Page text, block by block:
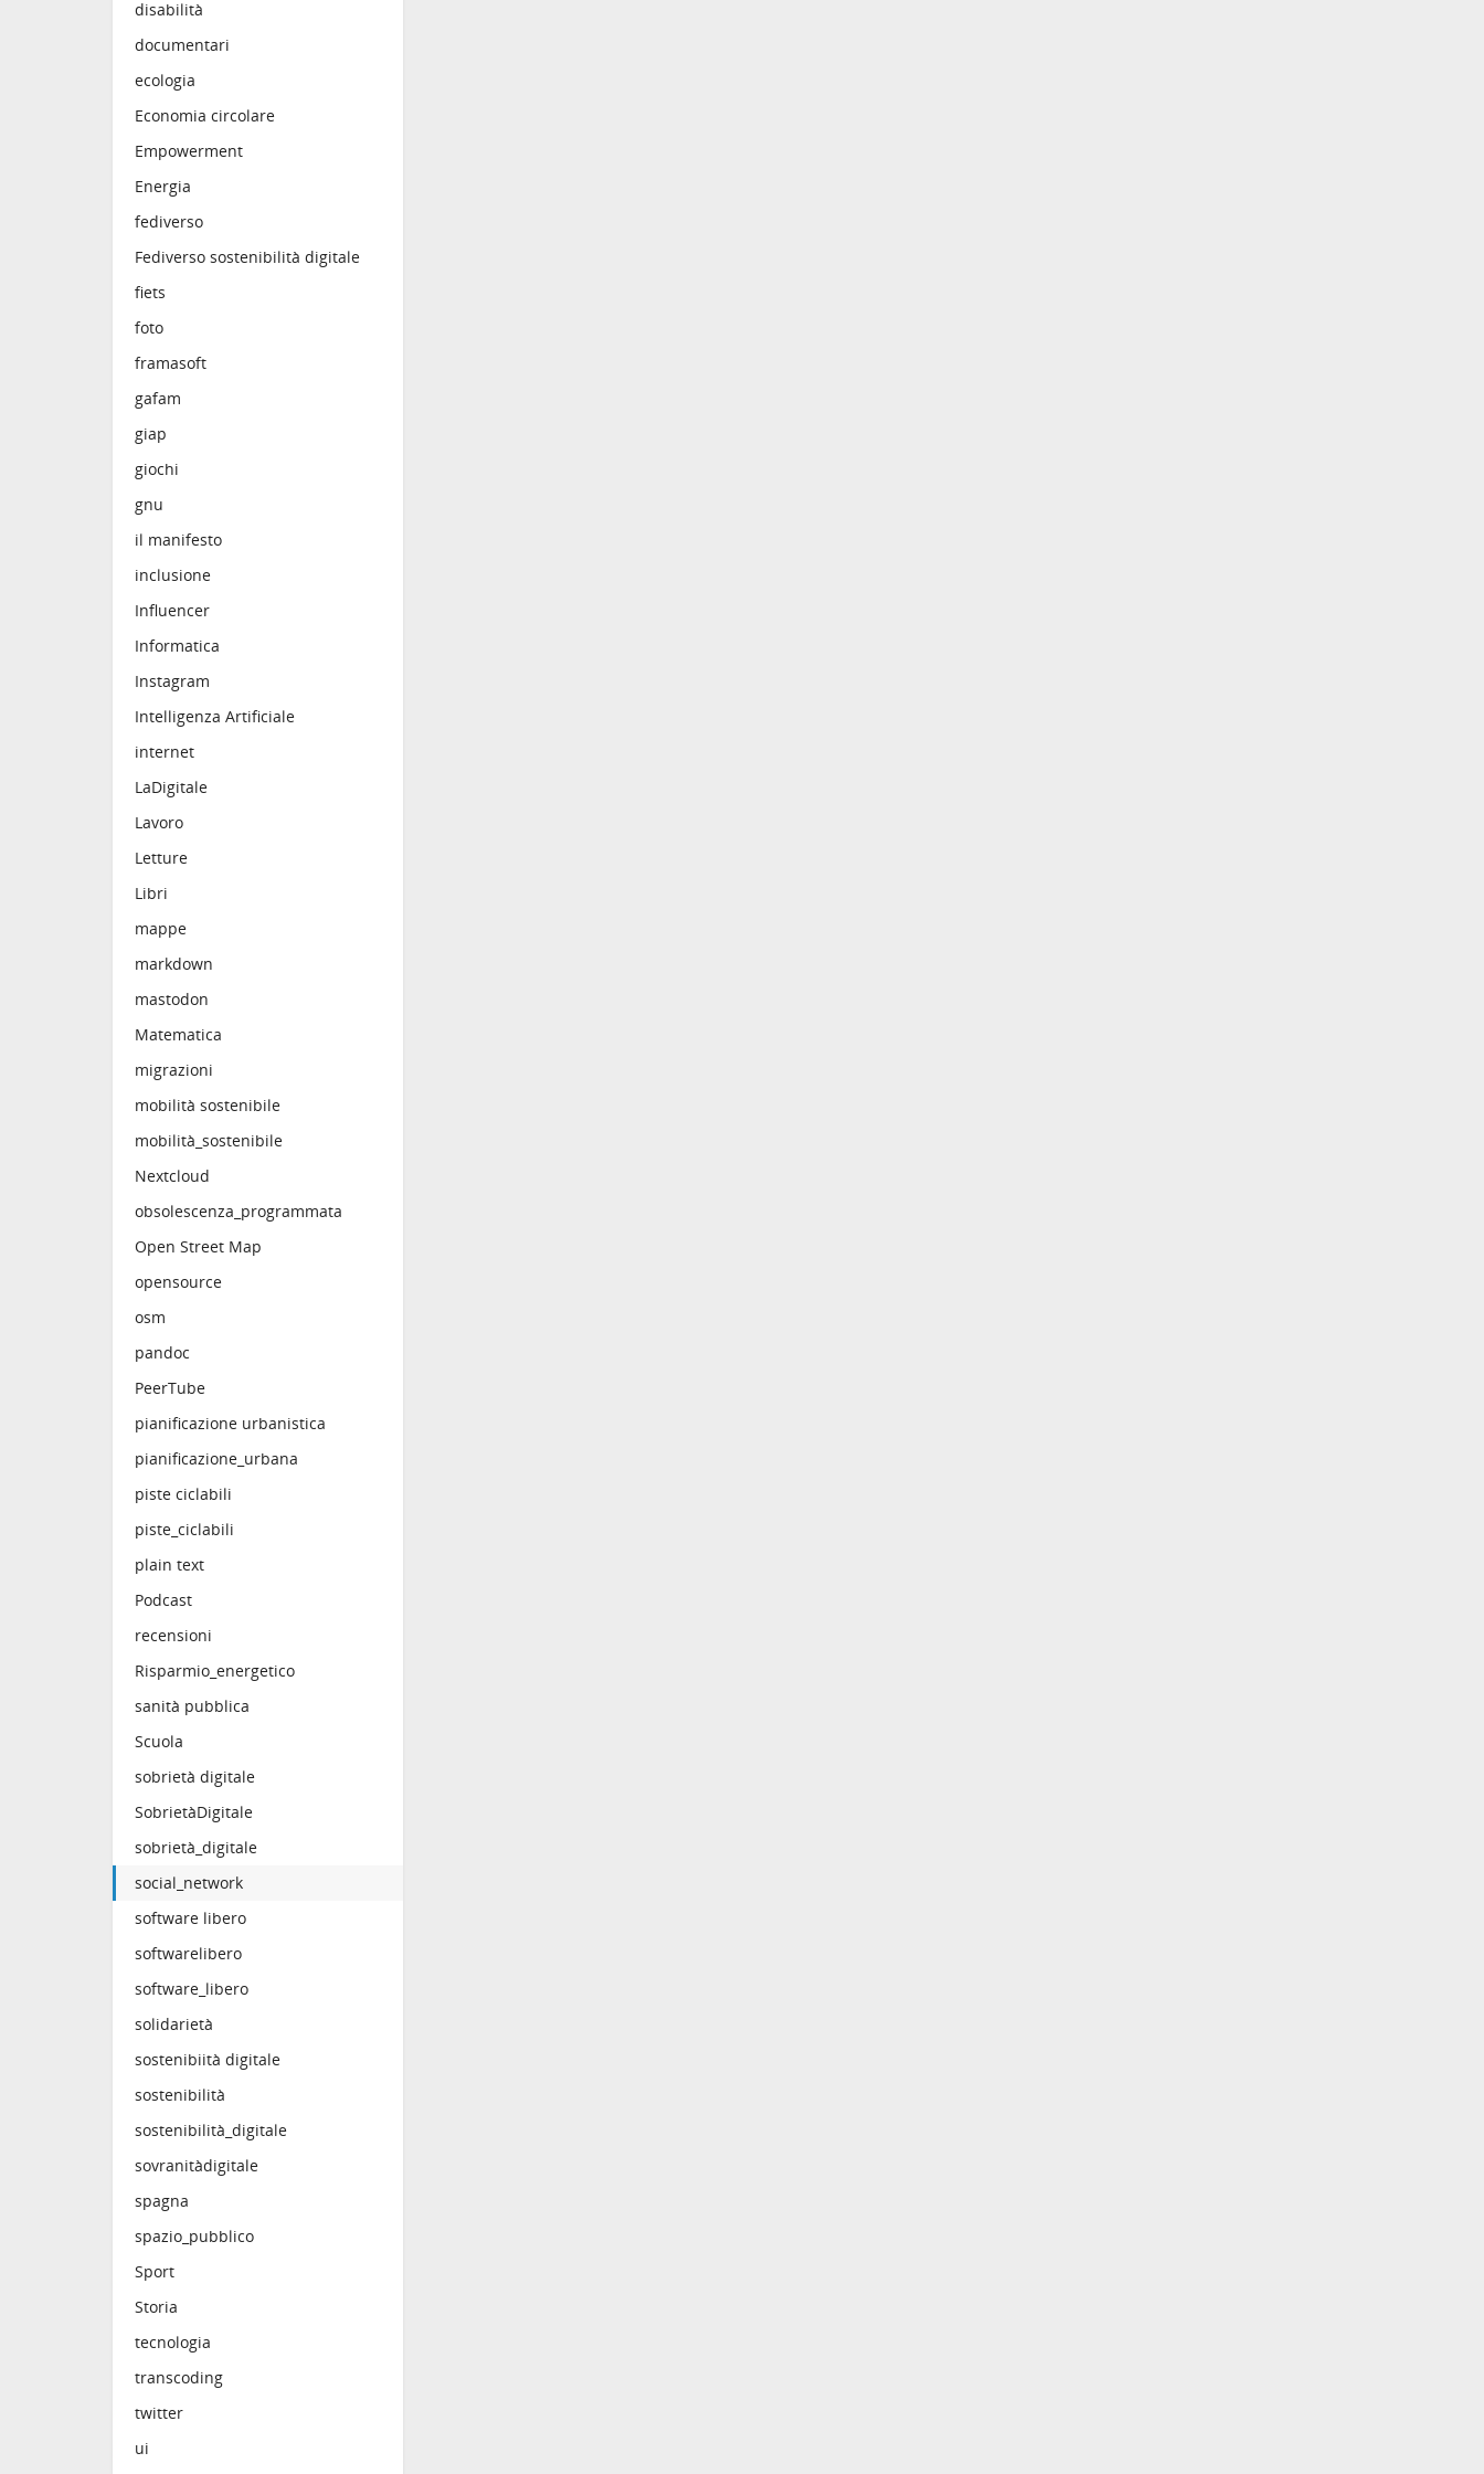
disabilità
documentari
ecologia
Economia circolare
Empowerment
Energia
fediverso
Fediverso sostenibilità digitale
fiets
foto
framasoft
gafam
giap
giochi
gnu
il manifesto
inclusione
Influencer
Informatica
Instagram
Intelligenza Artificiale
internet
LaDigitale
Lavoro
Letture
Libri
mappe
markdown
mastodon
Matematica
migrazioni
mobilità sostenibile
mobilità_sostenibile
Nextcloud
obsolescenza_programmata
Open Street Map
opensource
osm
pandoc
PeerTube
pianificazione urbanistica
pianificazione_urbana
piste ciclabili
piste_ciclabili
plain text
Podcast
recensioni
Risparmio_energetico
sanità pubblica
Scuola
sobrietà digitale
SobrietàDigitale
sobrietà_digitale
social_network
software libero
softwarelibero
software_libero
solidarietà
sostenibiità digitale
sostenibilità
sostenibilità_digitale
sovranitàdigitale
spagna
spazio_pubblico
Sport
Storia
tecnologia
transcoding
twitter
ui